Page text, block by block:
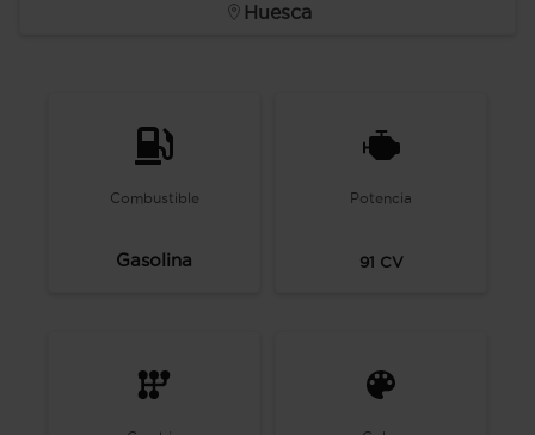
Huesca
Combustible
Gasolina
Potencia
91 CV